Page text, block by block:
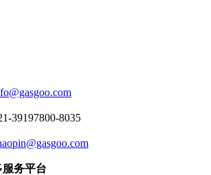
39197800-8035
务平台